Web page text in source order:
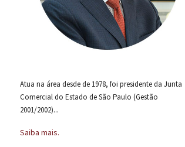
Atua na área desde de 1978, foi presidente da Junta
Comercial do Estado de São Paulo (Gestão
2001/2002)...
Saiba mais.